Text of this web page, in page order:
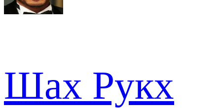
Шах Рукх